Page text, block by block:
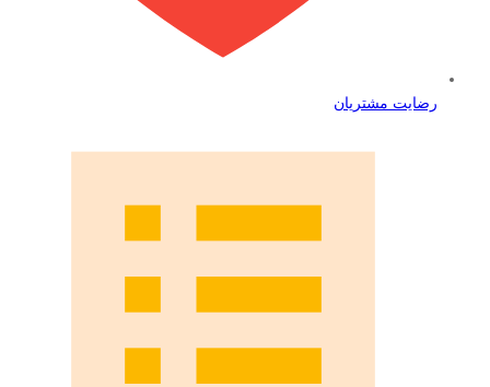
رضایت مشتریان